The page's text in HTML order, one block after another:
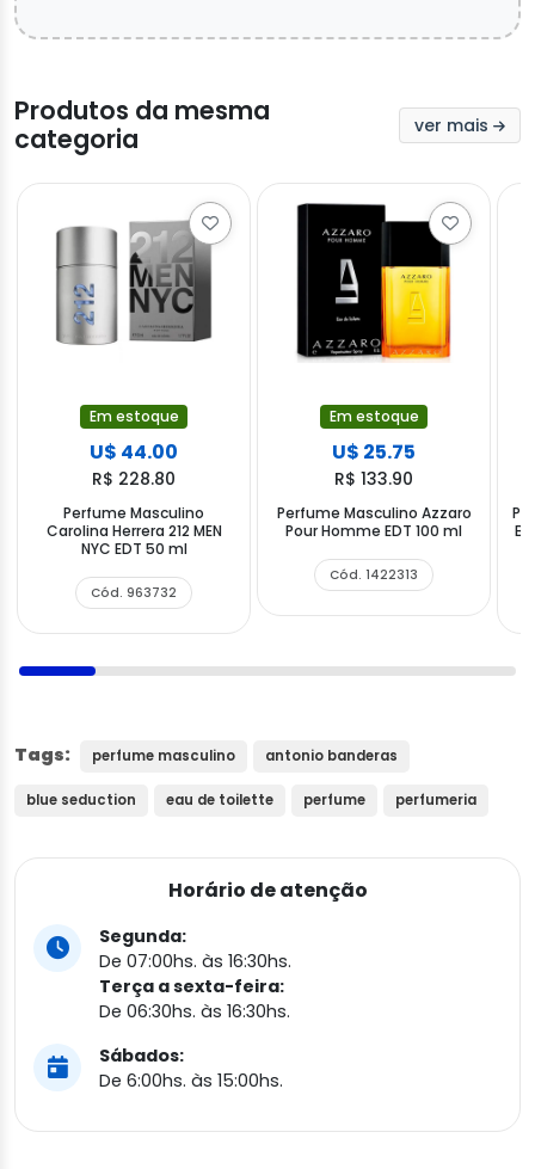
Produtos da mesma
categoria
ver mais
Em estoque
U$ 44.00
R$ 228.80
Perfume Masculino
Carolina Herrera 212 MEN
NYC EDT 50 ml
Cód. 963732
Em estoque
U$ 25.75
R$ 133.90
Perfume Masculino Azzaro
Pour Homme EDT 100 ml
Cód. 1422313
Tags: perfume masculino antonio banderas
blue seduction eau de toilette perfume perfumeria
Horário de atenção
Segunda:
De 07:00hs. às 16:30hs.
Terça a sexta-feira:
De 06:30hs. às 16:30hs.
Sábados:
De 6:00hs. às 15:00hs.